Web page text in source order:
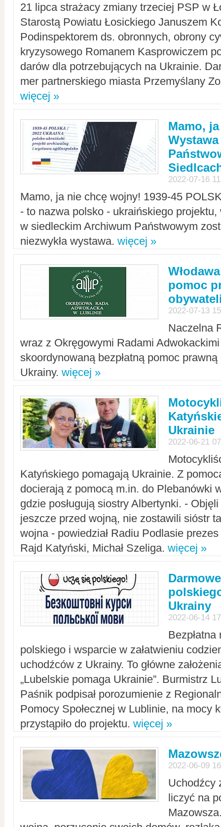
21 lipca strażacy zmiany trzeciej PSP w
Starostą Powiatu Łosickiego Januszem
Podinspektorem ds. obronnych, obrony
kryzysowego Romanem Kasprowiczem
darów dla potrzebujących na Ukrainie.
mer partnerskiego miasta Przemyślany
więcej »
Mamo,
2022-07-16
Mamo, ja nie chcę wojny! 1939-45
- to nazwa polsko - ukraińskiego
w siedleckim Archiwum Państwowym
niezwykła wystawa. więcej »
pomoc
2022-07-13
Naczelna
wraz z Okręgowymi Radami Adwokackimi
skoordynowaną bezpłatną pomoc
Ukrainy. więcej »
Ukrainie
2022-06-21
Katyńskiego pomagają Ukrainie. Z
docierają z pomocą m.in. do Plebanówki
gdzie posługują siostry Albertynki. -
jeszcze przed wojną, nie zostawili sióstr
wojna - powiedział Radiu Podlasie
Rajd Katyński, Michał Szeliga. więcej »
Ukrainy
2022-06-14
polskiego i wsparcie w załatwieniu
uchodźców z Ukrainy. To główne
„Lubelskie pomaga Ukrainie”. Burmistrz
Paśnik podpisał porozumienie z
Pomocy Społecznej w Lublinie, na mocy
przystąpiło do projektu. więcej »
2022-06-09
Uchodźcy
liczyć na